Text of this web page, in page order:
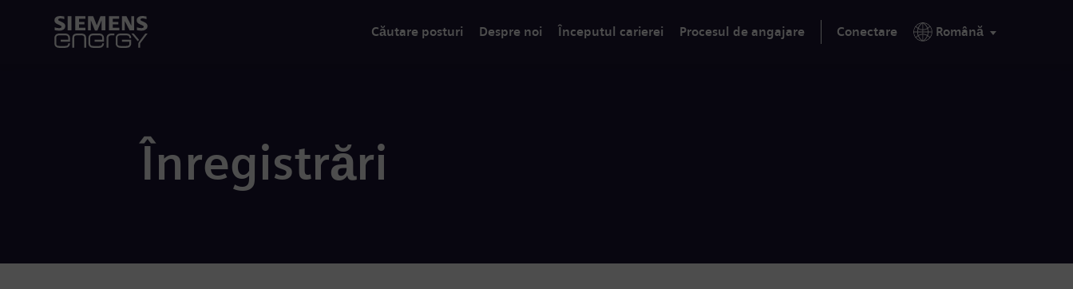
Căutare posturi Despre noi Începutul carierei Procesul de angajare Conectare Română
Înregistrări